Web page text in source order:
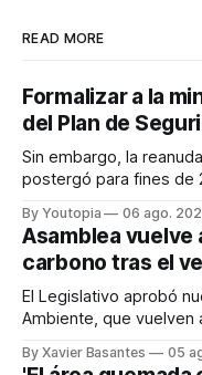
READ MORE
Formalizar a la
del Plan de
Sin embargo, la
postergó para fines de
By Youtopia 06 ago.
Asamblea vuelve
carbono tras el
El Legislativo aprobó
Ambiente, que vuelven
By Xavier Basantes 05